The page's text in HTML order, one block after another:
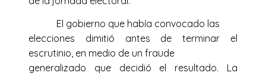
El gobierno que había convocado las
elecciones dimitió antes de terminar el
escrutinio, en medio de un fraude
generalizado que decidió el resultado. La